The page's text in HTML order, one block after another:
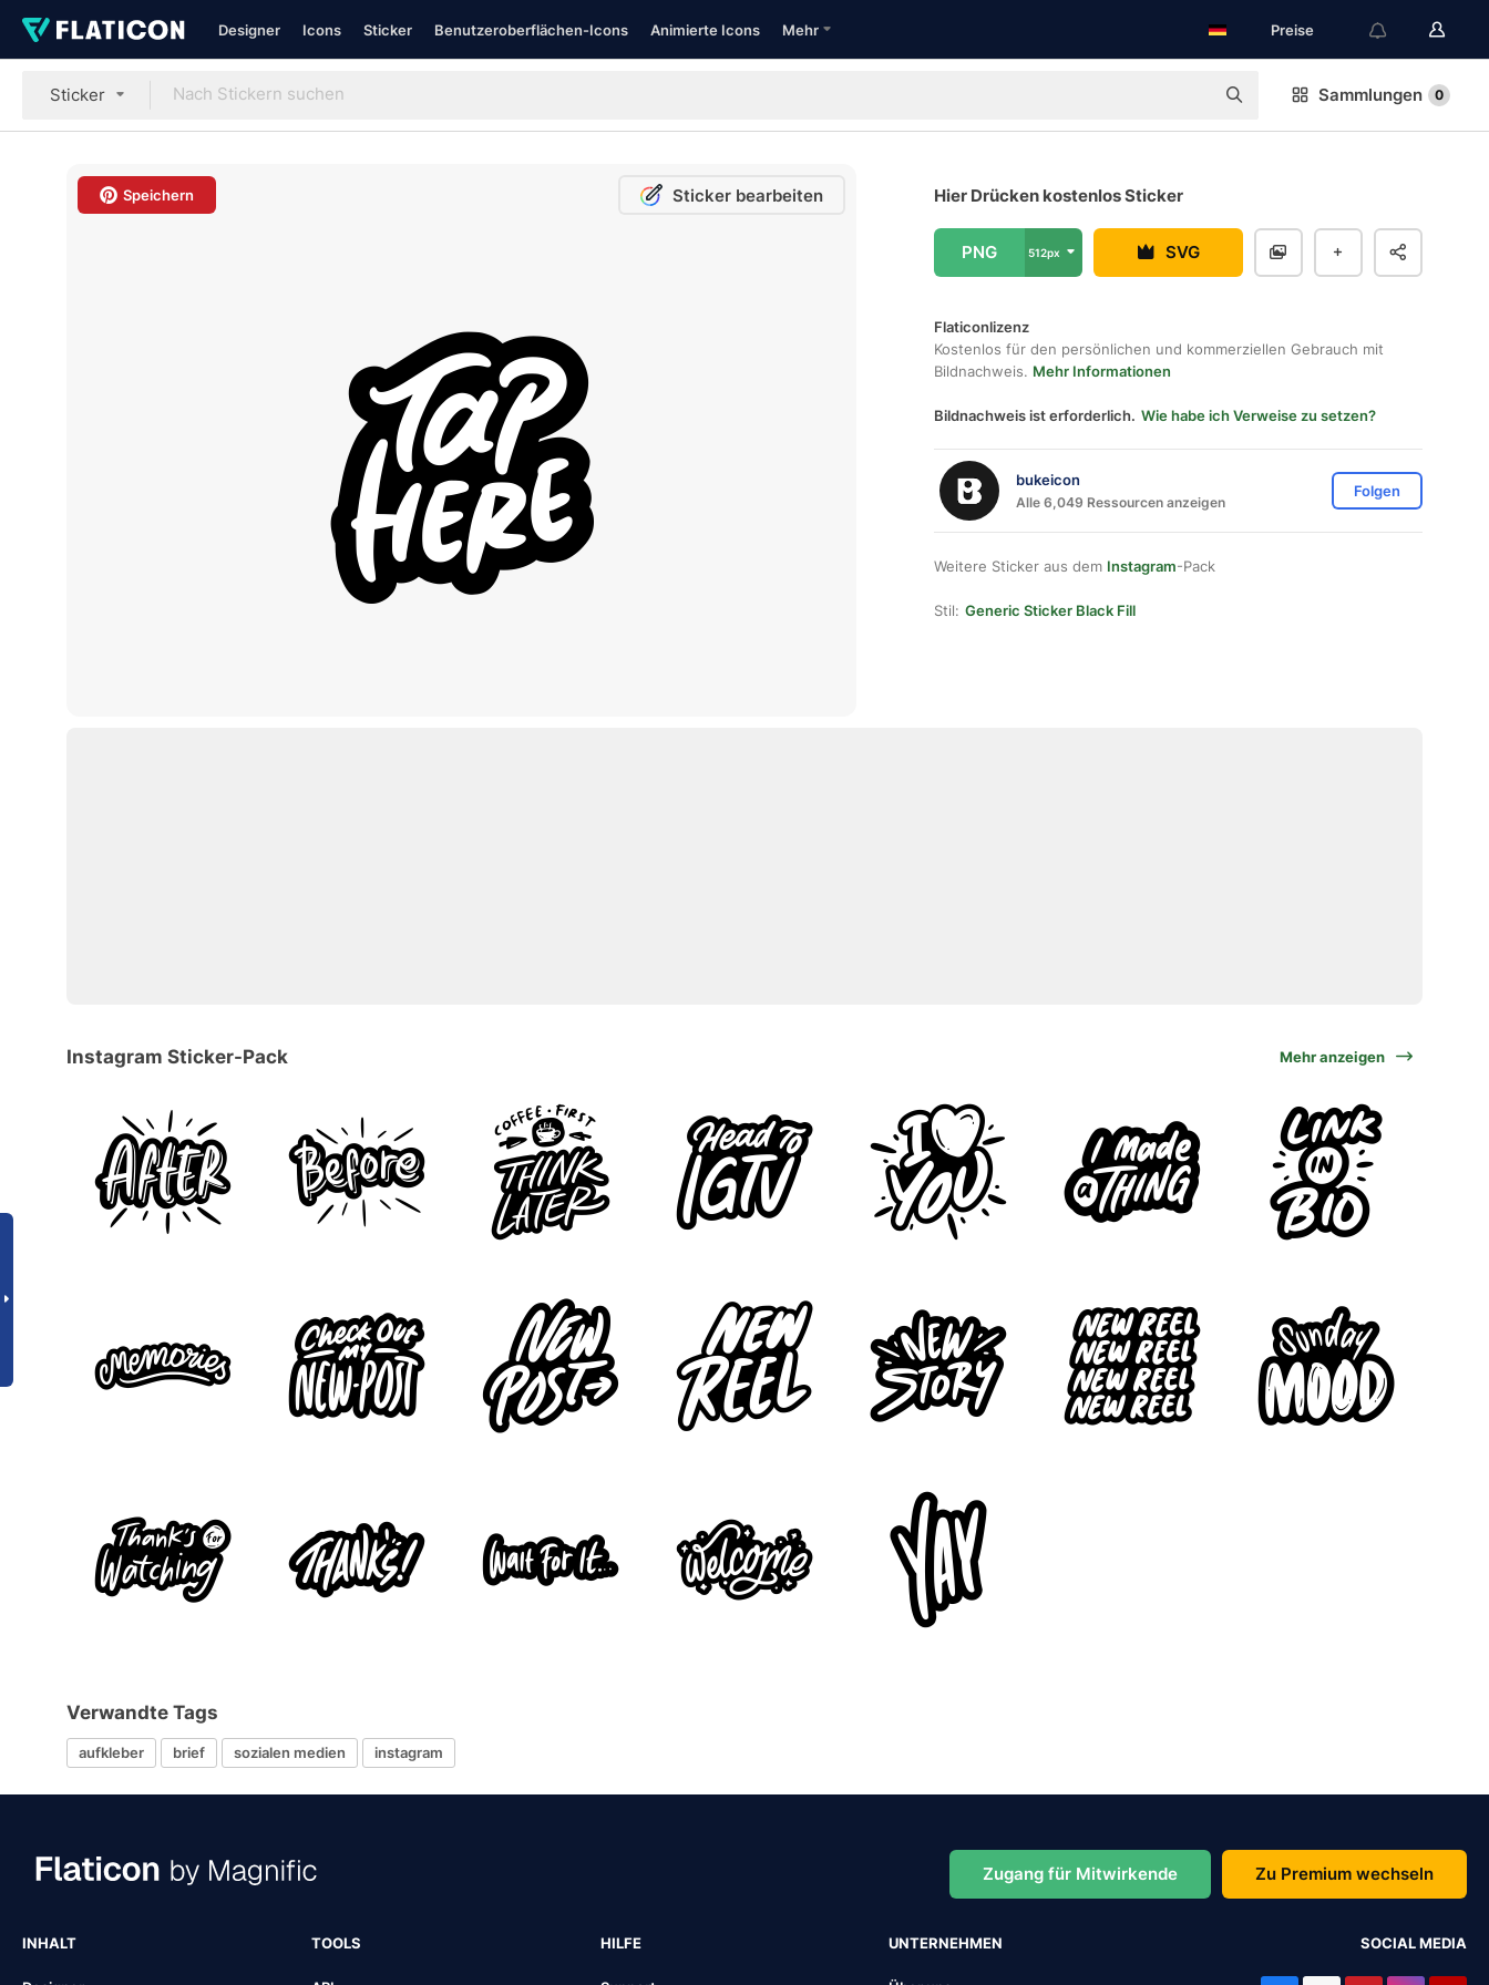
Designer Icons Sticker Benutzeroberflächen-Icons Animierte Icons Mehr Preise
Sticker Sammlungen 0
Speichern Sticker bearbeiten Hier Drücken kostenlos Sticker
PNG 512px SVG
Flaticonlizenz
Kostenlos für den persönlichen und kommerziellen Gebrauch mit
Bildnachweis. Mehr Informationen
Bildnachweis ist erforderlich. Wie habe ich Verweise zu setzen?
bukeicon
Alle 6,049 Ressourcen anzeigen
Folgen
Weitere Sticker aus dem Instagram-Pack
Stil: Generic Sticker Black Fill
Instagram Sticker-Pack Mehr anzeigen
Verwandte Tags
aufkleber brief sozialen medien instagram
Zugang für Mitwirkende Zu Premium wechseln
INHALT TOOLS HILFE UNTERNEHMEN SOCIAL MEDIA